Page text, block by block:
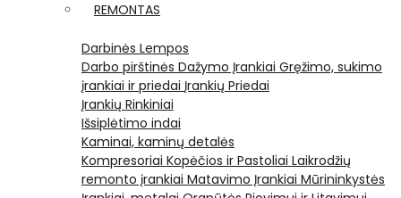
REMONTAS
Darbinės Lempos
Darbo pirštinės Dažymo Įrankiai Gręžimo, sukimo
įrankiai ir priedai Įrankių Priedai
Įrankių Rinkiniai
Išsiplėtimo indai
Kaminai, kaminų detalės
Kompresoriai Kopėčios ir Pastoliai Laikrodžių
remonto įrankiai Matavimo Įrankiai Mūrininkystės